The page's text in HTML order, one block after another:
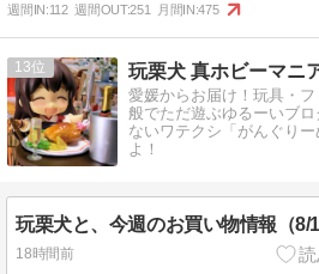
週間IN:112 週間OUT:251 月間IN:475
13 玩栗犬 真ホビーマニ
愛媛からお届け！玩具・
般でただ遊ぶゆるーいブ
ないワテクシ「がんぐり
よ！
18時間前